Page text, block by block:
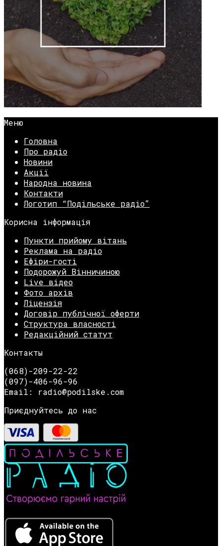
Меню
Головна
Про радіо
Новини
Акції
Народна новина
Контакти
Логотип “Подільське радіо”
Корисна інформація
Пункти прийому вітань
Реклама на радіо
Ефіри-гості
Подорожуй Вінничиною
Live відео
Фото архів
Ліцензія
Договір публічної оферти
Структура власності
Редакційний статут
Контакты
(068)-209-22-22
(097)-406-96-96
Email: radio@podilske.com
Приєднуйтесь до нас